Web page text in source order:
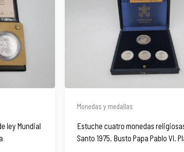
ley Mundial
Monedas y medallas
Estuche cuatro monedas
Santo 1975. Busto Papa Pablo VI.